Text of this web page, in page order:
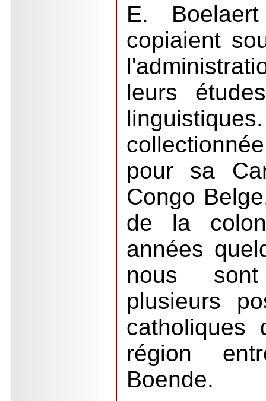
E.
copiaient
leurs
pour sa
Congo
de la
années
nous
plusieurs
catholiques
région
Boende.